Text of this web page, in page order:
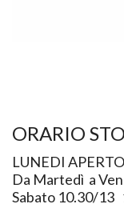
ORARIO
LUNEDI
Da Martedì a
Sabato 10.30/13